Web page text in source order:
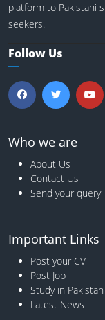
platform to Pakistani
seekers.
Follow Us
Who we are
About Us
Contact Us
Send your query
Important Links
Post your CV
Post Job
Study in Pakistan
Latest News